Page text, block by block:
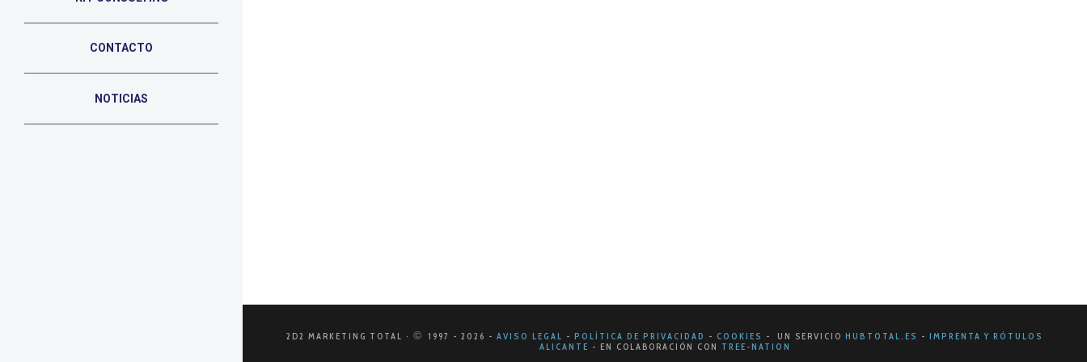
CONTACTO
NOTICIAS
2D2 MARKETING TOTAL · © 1997 - 2026 - AVISO LEGAL - POLÍTICA DE PRIVACIDAD - COOKIES - UN SERVICIO HUBTOTAL.ES - IMPRENTA Y RÓTULOS
ALICANTE - EN COLABORACIÓN CON TREE-NATION